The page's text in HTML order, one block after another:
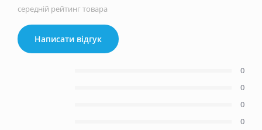
середній рейтинг товара
Написати відгук
0
0
0
0